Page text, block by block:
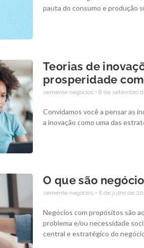
pauta do consumo e produção
Teorias de
prosperidade
semente negócios 8 de setembro
Convidamos você a pensar as
a inovação como uma das
O que são
semente negócios 6 de julho de
Negócios com propósitos são
problema e/ou necessidade
central e estratégico do